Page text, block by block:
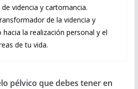
videncia y cartomancia.
de la videncia y
la realización personal y el
de tu vida.
pélvico que debes tener en